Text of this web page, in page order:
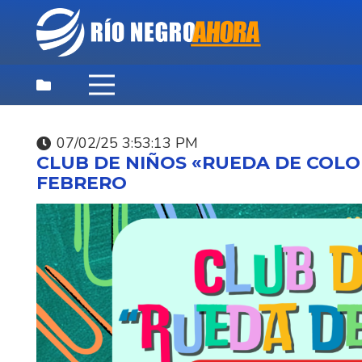
07/02/25 3:53:13 PM
CLUB DE NIÑOS «RUEDA DE
FEBRERO
DESTACADAS ,NOTICIAS,
SUNCA INVITA A
CELEBRAR EL DÍA DEL
NIÑO ESTE SÁBADO.